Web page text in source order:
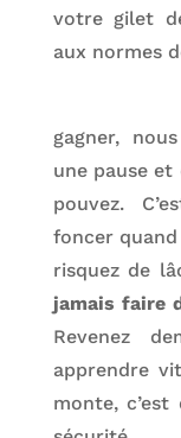
votre gilet
aux normes
Si vous
gagner,
une pause
pouvez.
foncer quand
risquez de
jamais faire
Revenez
apprendre
monte,